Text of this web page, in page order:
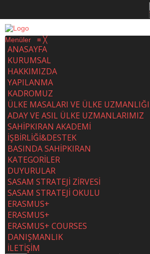
Menüler ≡ ╳
ANASAYFA
KURUMSAL
HAKKIMIZDA
YAPILANMA
KADROMUZ
ÜLKE MASALARI VE ÜLKE UZMANLIĞI
ADAY VE ASIL ÜLKE UZMANLARIMIZ
SAHİPKIRAN AKADEMİ
İŞBİRLİĞİ&DESTEK
BASINDA SAHİPKIRAN
KATEGORİLER
DUYURULAR
SASAM STRATEJİ ZİRVESİ
SASAM STRATEJİ OKULU
ERASMUS+
ERASMUS+
ERASMUS+ COURSES
DANIŞMANLIK
İLETİŞİM